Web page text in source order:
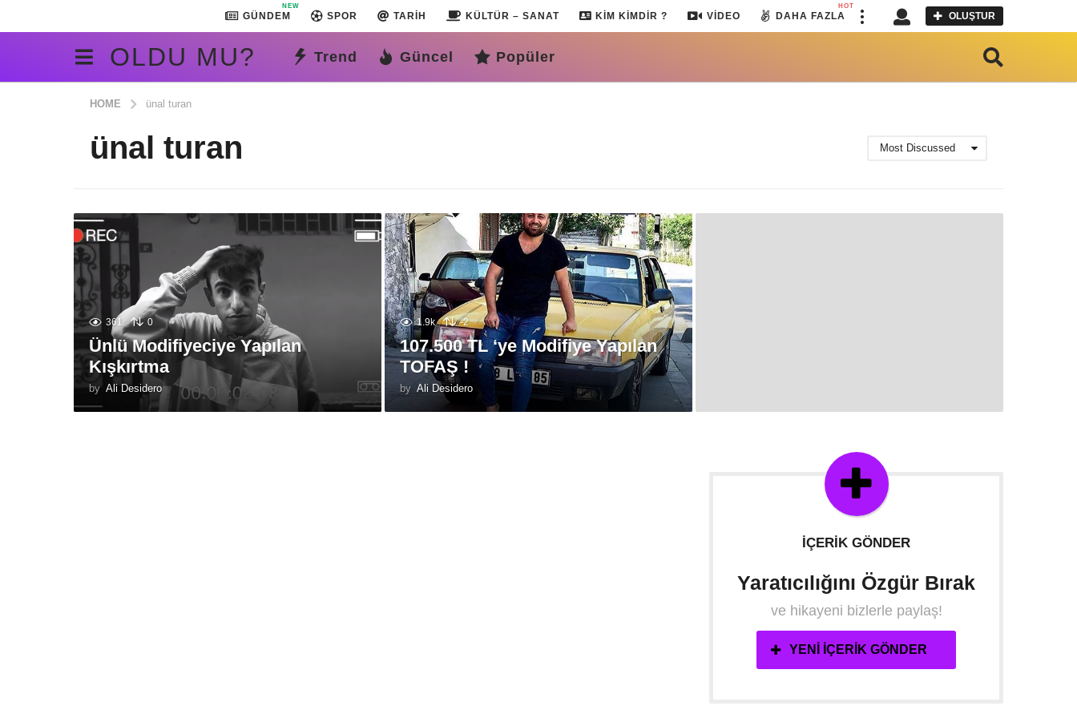
GÜNDEM
NEW
SPOR TARIH KÜLTÜR – SANAT KIM KIMDIR ? VIDEO DAHA FAZLA
HOT
OLUŞTUR
OLDU MU? Trend Güncel Popüler
HOME ünal turan
ünal turan Most Discussed
361 0
Ünlü Modifiyeciye Yapılan
Kışkırtma
by Ali Desidero
1.9k -2
107.500 TL ‘ye Modifiye Yapılan
TOFAŞ !
by Ali Desidero
İÇERIK GÖNDER
Yaratıcılığını Özgür Bırak
ve hikayeni bizlerle paylaş!
YENI İÇERIK GÖNDER